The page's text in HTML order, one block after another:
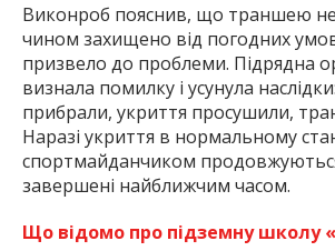
Виконроб пояснив, що траншею
чином захищено від погодних
призвело до проблеми. Підрядна
визнала помилку і усунула
прибрали, укриття просушили,
Наразі укриття в нормальному
спортмайданчиком
завершені найближчим часом.
Що відомо про підземну школу